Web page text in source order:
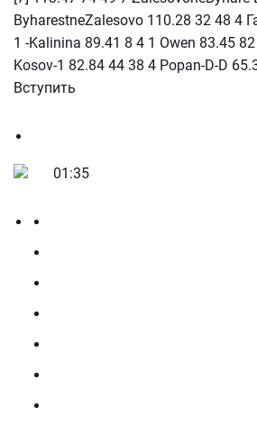
ByharestneZalesovo 110.28 32 48 4
1 -Kalinina 89.41 8 4 1 Owen 83.45
Kosov-1 82.84 44 38 4 Popan-D-D
Вступить
01:35